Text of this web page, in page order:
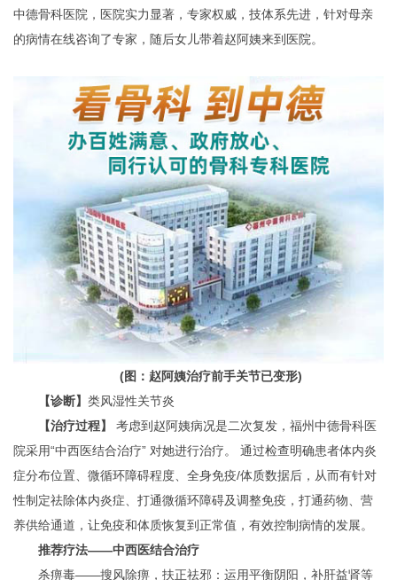
中德骨科医院，医院实力显著，专家权威，技体系先进，针对母亲
的病情在线咨询了专家，随后女儿带着赵阿姨来到医院。
(图：赵阿姨治疗前手关节已变形)
【诊断】 类风湿性关节炎
【治疗过程】 考虑到赵阿姨病况是二次复发，福州中德骨科医
院采用“中西医结合治疗” 对她进行治疗。 通过检查明确患者体内炎
症分布位置、微循环障碍程度、全身免疫/体质数据后，从而有针对
性制定祛除体内炎症、打通微循环障碍及调整免疫，打通药物、营
养供给通道，让免疫和体质恢复到正常值，有效控制病情的发展。
推荐疗法——中西医结合治疗
杀痹毒——搜风除痹，扶正祛邪：运用平衡阴阳，补肝益肾等